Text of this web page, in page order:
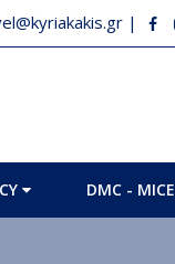
|
DMC - MICE